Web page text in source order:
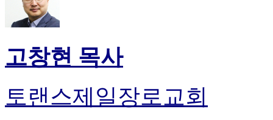
고창현 목사
토랜스제일장로교회